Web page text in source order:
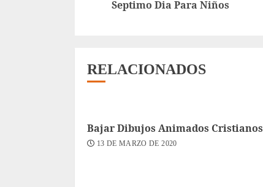
Septimo Dia Para Niños
RELACIONADOS
Bajar Dibujos Animados Cristianos
13 DE MARZO DE 2020